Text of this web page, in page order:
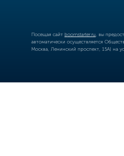
Посещая сайт boomstarter.ru , вы
автоматически осуществляется
Москва, Ленинский проспект, 15А) на